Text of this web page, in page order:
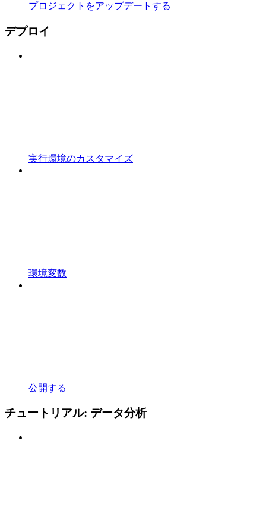
プロジェクトをアップデートする
デプロイ
実行環境のカスタマイズ
環境変数
公開する
チュートリアル: データ分析